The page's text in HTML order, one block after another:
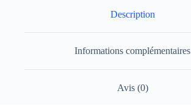
Description
Informations complémentaires
Avis (0)